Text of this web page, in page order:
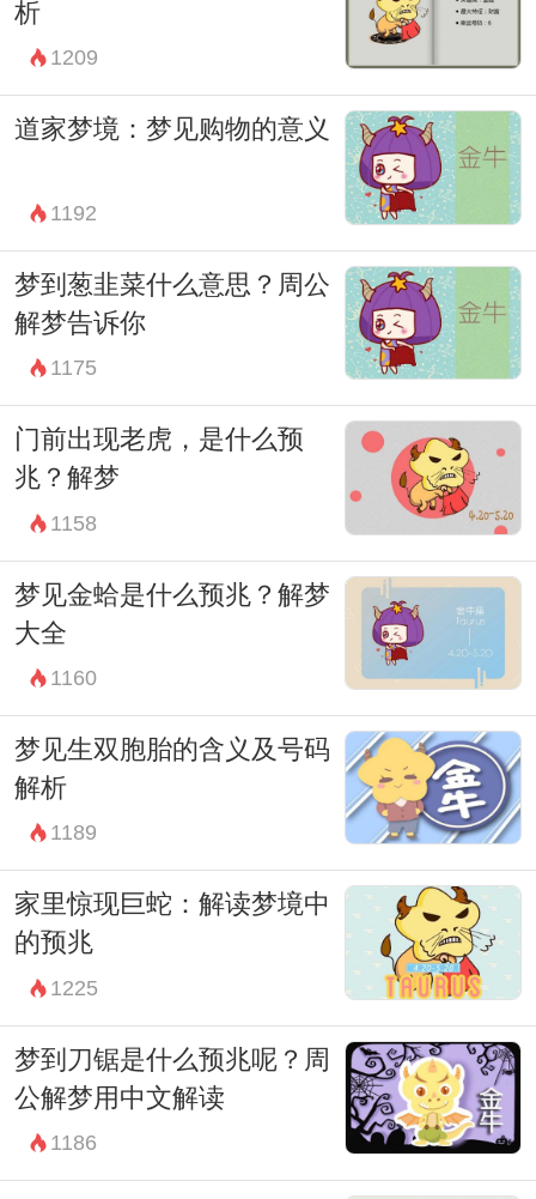
的体验，暗示着梦者内心深处的情感和心理
状态。通过解读这些梦境，我们有机会更加
了解自己的内心世界，从而更好地应对现实
析
1209
道家梦境：梦见购物的意义
1192
梦到葱韭菜什么意思？周公
解梦告诉你
1175
门前出现老虎，是什么预
兆？解梦
1158
梦见金蛤是什么预兆？解梦
大全
1160
梦见生双胞胎的含义及号码
解析
1189
家里惊现巨蛇：解读梦境中
的预兆
1225
梦到刀锯是什么预兆呢？周
公解梦用中文解读
1186